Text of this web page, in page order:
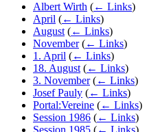
Albert Wirth (← Links)
April (← Links)
August (← Links)
November (← Links)
1. April (← Links)
18. August (← Links)
3. November (← Links)
Josef Pauly (← Links)
Portal:Vereine (← Links)
Session 1986 (← Links)